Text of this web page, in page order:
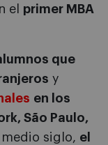
el primer MBA
que
y
en los
São Paulo,
siglo, el